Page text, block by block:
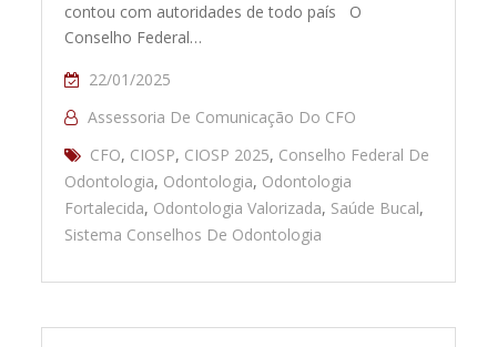
contou com autoridades de todo país O
Conselho Federal…
22/01/2025
Assessoria De Comunicação Do CFO
CFO, CIOSP, CIOSP 2025, Conselho Federal De
Odontologia, Odontologia, Odontologia
Fortalecida, Odontologia Valorizada, Saúde Bucal,
Sistema Conselhos De Odontologia